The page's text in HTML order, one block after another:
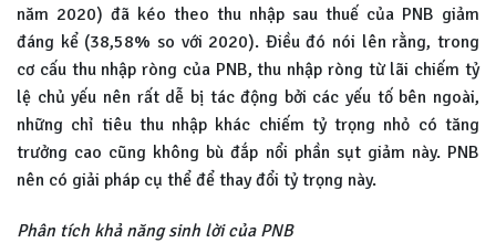
năm 2020) đã kéo theo thu nhập sau thuế của PNB giảm
đáng kể (38,58% so với 2020). Điều đó nói lên rằng, trong
cơ cấu thu nhập ròng của PNB, thu nhập ròng từ lãi chiếm tỷ
lệ chủ yếu nên rất dễ bị tác động bởi các yếu tố bên ngoài,
những chỉ tiêu thu nhập khác chiếm tỷ trọng nhỏ có tăng
trưởng cao cũng không bù đắp nổi phần sụt giảm này. PNB
nên có giải pháp cụ thể để thay đổi tỷ trọng này.
Phân tích khả năng sinh lời của PNB